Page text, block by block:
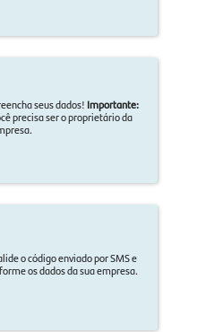
seus dados! Importante:
precisa ser o proprietário da
o código enviado por SMS e
os dados da sua empresa.